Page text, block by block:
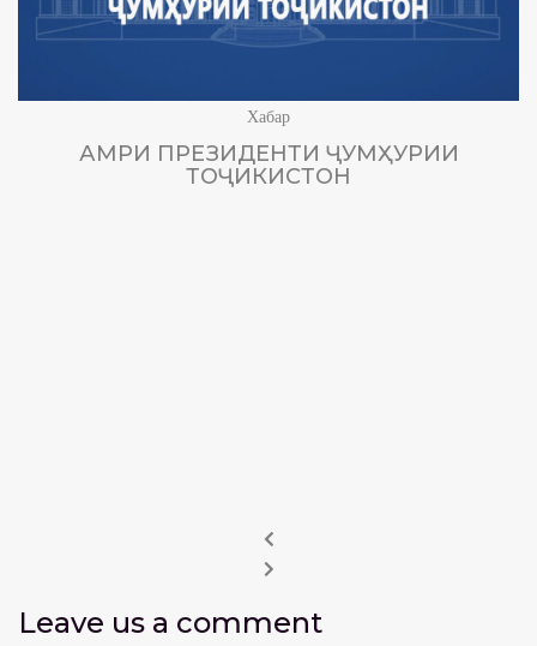
Хабар
АМРИ ПРЕЗИДЕНТИ ҶУМҲУРИИ
ТОҶИКИСТОН
Leave us a comment